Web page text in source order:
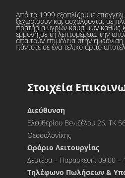
Από το 1999 εξοπλίζουμε
ξεχωρίσουν και ασχολούνται με
πρατήρια υγρών καυσίμων καθώς
εμμονή με τη λεπτομέρεια, την
απαιτούν επιμέλεια στην
πάντοτε σε ένα τελικό άρτιο
Στοιχεία
Διεύθυνση
Ελευθερίου Βενιζέλου 26, ΤΚ
Θεσσαλονίκης
Ωράριο Λειτουργίας
Δευτέρα – Παρασκευή: 09:00 –
Τηλέφωνο Πωλήσεων &